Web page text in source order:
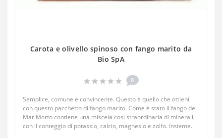
Carota e olivello spinoso con fango marito da
Bio SpA
0
Semplice, comune e convincente. Questo è quello che ottieni
con questo pacchetto di fango marito. Come è stato il fango del
Mar Morto contiene una miscela così straordinaria di minerali,
con il conteggio di potassio, calcio, magnesio e zolfo. Insieme..